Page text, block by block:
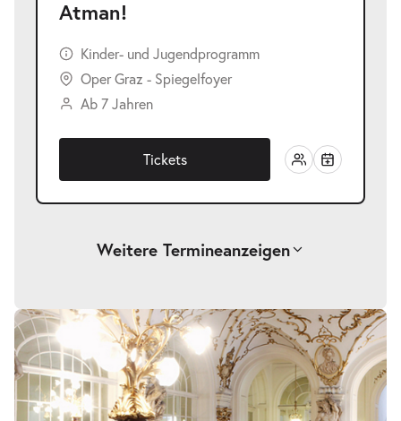
Atman!
Kinder- und Jugendprogramm
Oper Graz - Spiegelfoyer
Ab 7 Jahren
Tickets
Weitere Termineanzeigen
Atman!-
Mi.
21.10.2026
Mi. 21.10.2026
10:00–11:00 Uhr
Tickets